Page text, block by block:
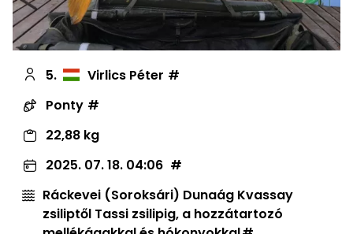
5.
Virlics Péter
Ponty
22,88 kg
2025. 07. 18. 04:06
Ráckevei (Soroksári) Dunaág Kvassay
zsiliptől Tassi zsilipig, a hozzátartozó